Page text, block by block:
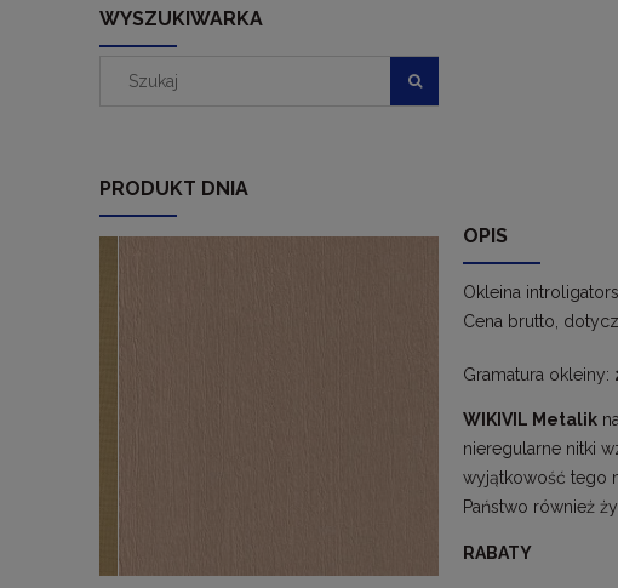
WYSZUKIWARKA
PRODUKT DNIA
OPIS
Okleina
Cena brutto,
Gramatura okleiny:
WIKIVIL Metalik
nieregularne nitki
wyjątkowość tego
Państwo również
RABATY